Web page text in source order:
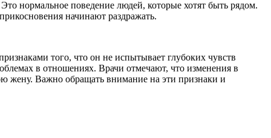
нормальное поведение людей, которые хотят быть рядом.
начинают раздражать.
того, что он не испытывает глубоких чувств
в отношениях. Врачи отмечают, что изменения в
жену. Важно обращать внимание на эти признаки и